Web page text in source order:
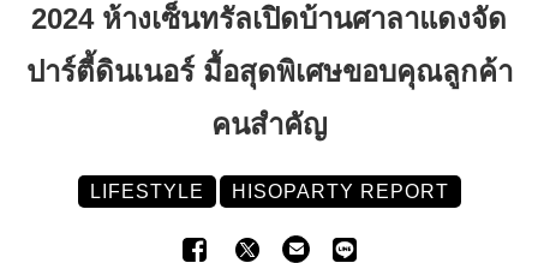
2024 ห้างเซ็นทรัลเปิดบ้านศาลาแดงจัด
ปาร์ตี้ดินเนอร์ มื้อสุดพิเศษขอบคุณลูกค้า
คนสำคัญ
LIFESTYLE HISOPARTY REPORT